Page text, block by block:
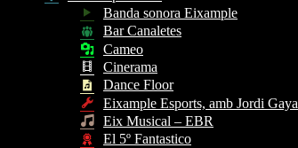
Banda sonora Eixample
Bar Canaletes
Cameo
Cinerama
Dance Floor
Eixample Esports, amb Jordi Gaya
Eix Musical – EBR
El 5º Fantastico